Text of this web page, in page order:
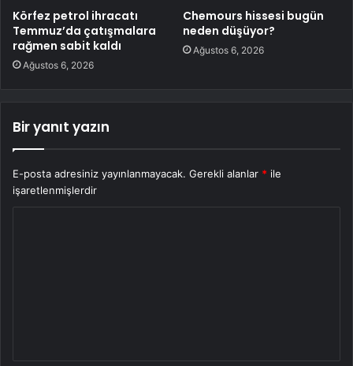
Körfez petrol ihracatı
Temmuz’da çatışmalara
rağmen sabit kaldı
Ağustos 6, 2026
Chemours hissesi bugün
neden düşüyor?
Ağustos 6, 2026
Bir yanıt yazın
E-posta adresiniz yayınlanmayacak. Gerekli alanlar * ile
işaretlenmişlerdir